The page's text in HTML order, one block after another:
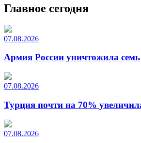
Главное сегодня
07.08.2026
Армия России уничтожила
07.08.2026
Турция почти на 70%
07.08.2026